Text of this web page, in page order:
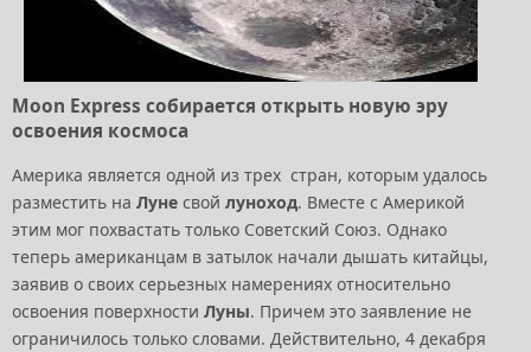
Moon Express собирается открыть новую эру
освоения космоса
Америка является одной из трех стран, которым удалось
разместить на Луне свой луноход. Вместе с Америкой
этим мог похвастать только Советский Союз. Однако
теперь американцам в затылок начали дышать китайцы,
заявив о своих серьезных намерениях относительно
освоения поверхности Луны. Причем это заявление не
ограничилось только словами. Действительно, 4 декабря